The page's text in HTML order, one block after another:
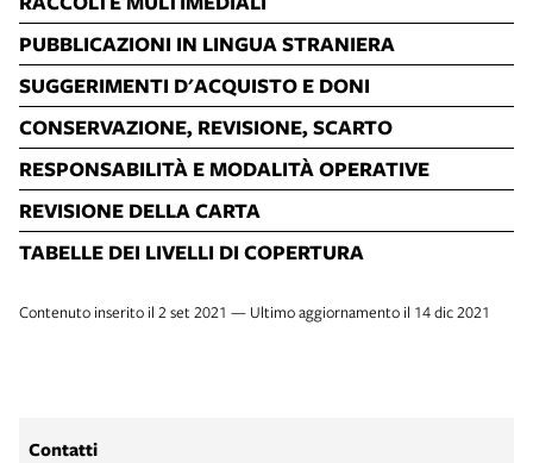
PUBBLICAZIONI IN LINGUA STRANIERA
SUGGERIMENTI D'ACQUISTO E DONI
CONSERVAZIONE, REVISIONE, SCARTO
RESPONSABILITÀ E MODALITÀ OPERATIVE
REVISIONE DELLA CARTA
TABELLE DEI LIVELLI DI COPERTURA
Contenuto inserito il 2 set 2021 — Ultimo aggiornamento il 14 dic 2021
Contatti